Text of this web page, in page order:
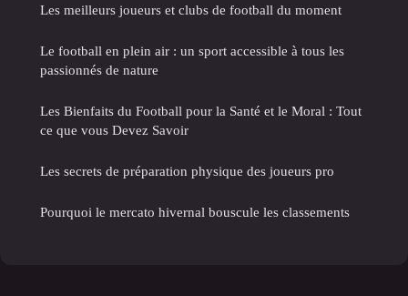
Les meilleurs joueurs et clubs de football du moment
Le football en plein air : un sport accessible à tous les
passionnés de nature
Les Bienfaits du Football pour la Santé et le Moral : Tout
ce que vous Devez Savoir
Les secrets de préparation physique des joueurs pro
Pourquoi le mercato hivernal bouscule les classements